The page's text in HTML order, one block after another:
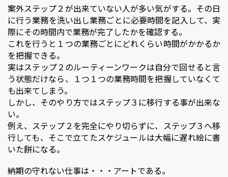
案外ステップ２が出来ていない人が多い気がする。その日
に行う業務を洗い出し業務ごとに必要時間を記入して、実
際にその時間内で業務が完了したかを確認する。
これを行うと１つの業務ごとにどれくらい時間がかかるか
を把握できる。
実はステップ２のルーティーンワークは自分で回せると言
う状態だけなら、１つ１つの業務時間を把握していなくて
も出来てしまう。
しかし、そのやり方ではステップ３に移行する事が出来な
い。
例え、ステップ２を完全にやり切らずに、ステップ３へ移
行しても、そこで立てたスケジュールは大幅に遅れ絵に書
いた餅になる。
納期の守れない仕事は・・・アートである。